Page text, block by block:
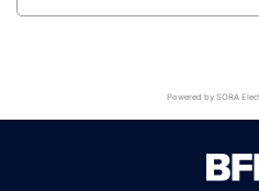
Powered by SORA